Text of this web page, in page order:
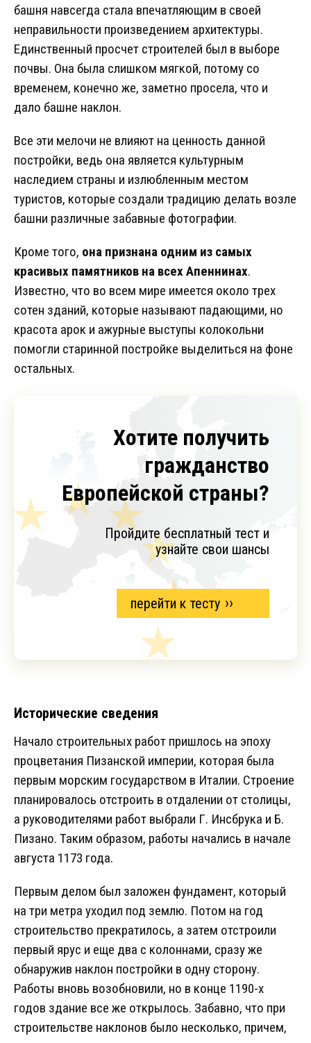
башня навсегда стала впечатляющим в своей
неправильности произведением архитектуры.
Единственный просчет строителей был в выборе
почвы. Она была слишком мягкой, потому со
временем, конечно же, заметно просела, что и
дало башне наклон.
Все эти мелочи не влияют на ценность данной
постройки, ведь она является культурным
наследием страны и излюбленным местом
туристов, которые создали традицию делать возле
башни различные забавные фотографии.
Кроме того, она признана одним из самых
красивых памятников на всех Апеннинах.
Известно, что во всем мире имеется около трех
сотен зданий, которые называют падающими, но
красота арок и ажурные выступы колокольни
помогли старинной постройке выделиться на фоне
остальных.
Хотите получить
гражданство
Европейской страны?
Пройдите бесплатный тест и
узнайте свои шансы
перейти к тесту
Исторические сведения
Начало строительных работ пришлось на эпоху
процветания Пизанской империи, которая была
первым морским государством в Италии. Строение
планировалось отстроить в отдалении от столицы,
а руководителями работ выбрали Г. Инсбрука и Б.
Пизано. Таким образом, работы начались в начале
августа 1173 года.
Первым делом был заложен фундамент, который
на три метра уходил под землю. Потом на год
строительство прекратилось, а затем отстроили
первый ярус и еще два с колоннами, сразу же
обнаружив наклон постройки в одну сторону.
Работы вновь возобновили, но в конце 1190-х
годов здание все же открылось. Забавно, что при
строительстве наклонов было несколько, причем,